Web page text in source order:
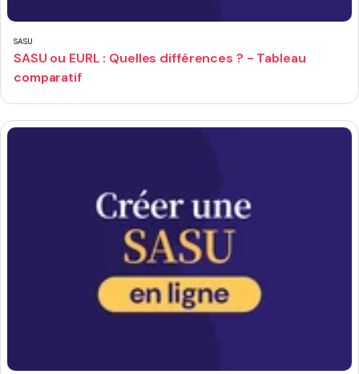
SASU
SASU ou EURL : Quelles différences ? - Tableau
comparatif